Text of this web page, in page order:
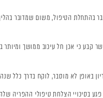
הטיפול, משום שמדובר
כי אכן חל עיכוב ממושך ומיותר
באופן לא מוסבר, לוקח בדרך כלל